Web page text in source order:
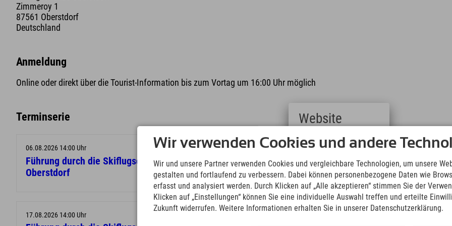
Zimmeroy 1
87561 Oberstdorf
Deutschland
Anmeldung
Online oder direkt über die Tourist-Information bis zum Vortag um 16:00 Uhr möglich
Terminserie
06.08.2026 14:00 Uhr
Führung durch die Skiflugschanze
Oberstdorf
10.08.2026 14:00 Uhr
Führung durch die Skiflugschanze
Oberstdorf
17.08.2026 14:00 Uhr
Wir verwenden Cookies und andere
Wir und unsere Partner verwenden Cookies und vergleichbare Technologien, um unsere
gestalten und fortlaufend zu verbessern. Dabei können personenbezogene Daten wie
erfasst und analysiert werden. Durch Klicken auf „Alle akzeptieren“ stimmen Sie der
Klicken auf „Einstellungen“ können Sie eine individuelle Auswahl treffen und erteilte
Zukunft widerrufen. Weitere Informationen erhalten Sie in unserer Datenschutzerklärung.
Website
Deutsch
(German)
English
(English)
Italiano
(Italian)
Čeština
(Czech)